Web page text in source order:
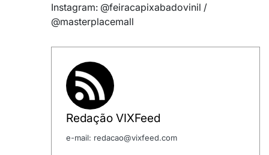
Instagram: @feiracapixabadovinil /
@masterplacemall
Redação VIXFeed
e-mail: redacao@vixfeed.com